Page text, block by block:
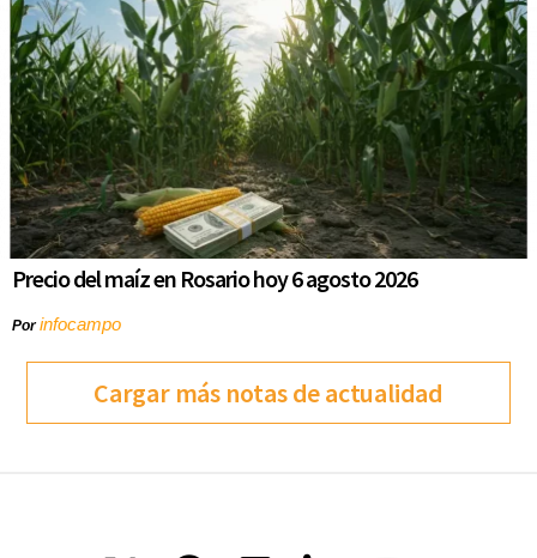
Precio del maíz en Rosario hoy 6 agosto 2026
Porinfocampo
Cargar más notas de actualidad